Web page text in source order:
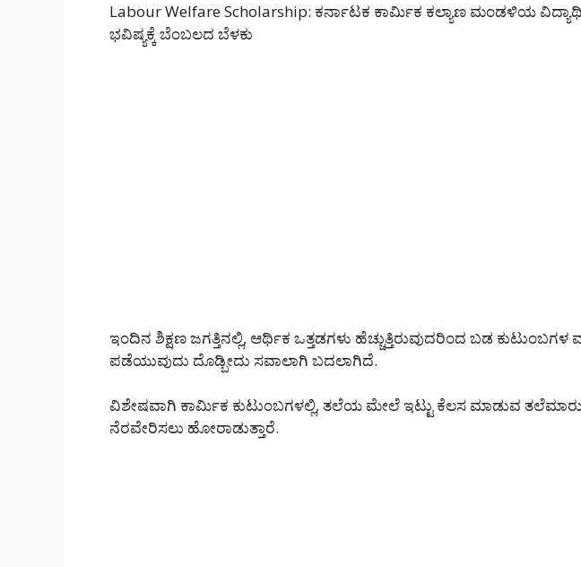
Labour Welfare Scholarship: ಕರ್ನಾಟಕ ಕಾರ್ಮಿಕ ಕಲ್ಯಾಣ ಮಂಡಳಿಯ
ಭವಿಷ್ಯಕ್ಕೆ ಬೆಂಬಲದ ಬೆಳಕು
ಇಂದಿನ ಶಿಕ್ಷಣ ಜಗತ್ತಿನಲ್ಲಿ, ಆರ್ಥಿಕ ಒತ್ತಡಗಳು ಹೆಚ್ಚುತ್ತಿರುವುದರಿಂದ ಬಡ ಕುಟುಂಬಗಳ
ಪಡೆಯುವುದು ದೊಡ್ಬೀದು ಸವಾಲಾಗಿ ಬದಲಾಗಿದೆ.
ವಿಶೇಷವಾಗಿ ಕಾರ್ಮಿಕ ಕುಟುಂಬಗಳಲ್ಲಿ, ತಲೆಯ ಮೇಲೆ ಇಟ್ಟು ಕೆಲಸ ಮಾಡುವ
ನೆರವೇರಿಸಲು ಹೋರಾಡುತ್ತಾರೆ.